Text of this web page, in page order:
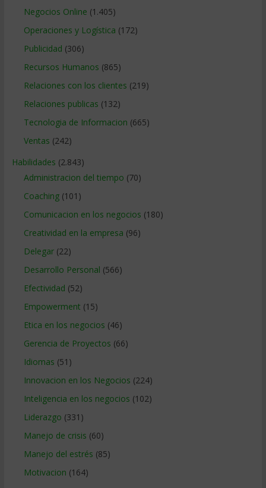
Negocios Online (1.405)
Operaciones y Logística (172)
Publicidad (306)
Recursos Humanos (865)
Relaciones con los clientes (219)
Relaciones publicas (132)
Tecnologia de Informacion (665)
Ventas (242)
Habilidades (2.843)
Administracion del tiempo (70)
Coaching(101)
Comunicacion en los negocios (180)
Creatividad en la empresa (96)
Delegar(22)
Desarrollo Personal (566)
Efectividad (52)
Empowerment (15)
Etica en los negocios (46)
Gerencia de Proyectos (66)
Idiomas (51)
Innovacion en los Negocios (224)
Inteligencia en los negocios (102)
Liderazgo (331)
Manejo de crisis (60)
Manejo del estrés (85)
Motivacion (164)